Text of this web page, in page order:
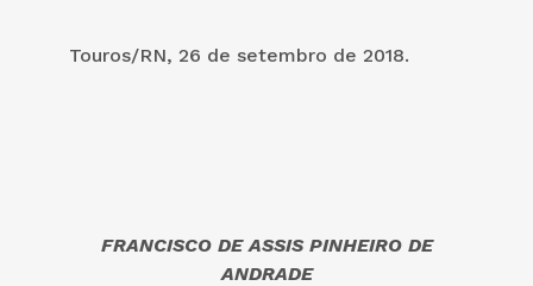
Touros/RN, 26 de setembro de 2018.
FRANCISCO DE ASSIS PINHEIRO DE
ANDRADE